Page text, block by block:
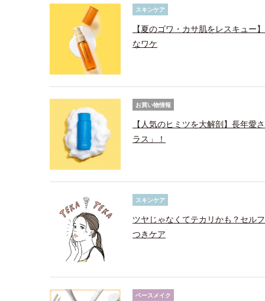
スキンケア
【夏のゴワ・カサ肌をレスキュー
なワケ
お買い物情報
【人気のヒミツを大解剖】長年愛
ラス」！
スキンケア
ツヤじゃなくてテカリかも？セル
つきケア
ベースメイク